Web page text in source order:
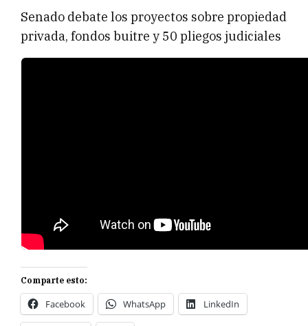
Senado debate los proyectos sobre propiedad
privada, fondos buitre y 50 pliegos judiciales
Comparte esto:
Facebook WhatsApp LinkedIn